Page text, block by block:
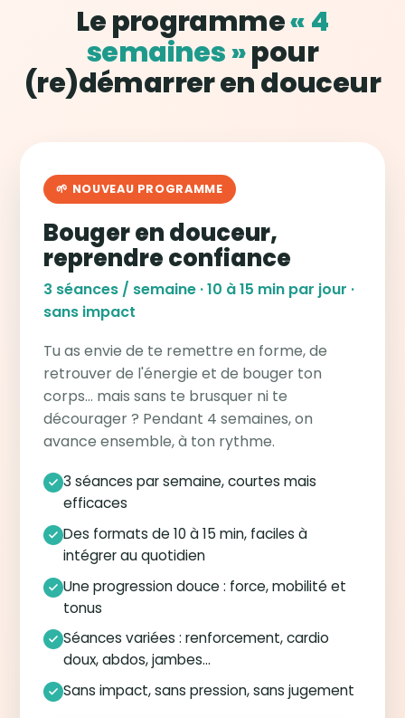
Le programme« 4
semaines »pour
(re)démarrer en douceur
🌱 NOUVEAU PROGRAMME
Bouger en douceur,
reprendre confiance
3 séances / semaine · 10 à 15 min par jour ·
sans impact
Tu as envie de te remettre en forme, de
retrouver de l'énergie et de bouger ton
corps… mais sans te brusquer ni te
décourager ? Pendant 4 semaines, on
avance ensemble, à ton rythme.
3 séances par semaine, courtes mais
efficaces
Des formats de 10 à 15 min, faciles à
intégrer au quotidien
Une progression douce : force, mobilité et
tonus
Séances variées : renforcement, cardio
doux, abdos, jambes…
Sans impact, sans pression, sans jugement